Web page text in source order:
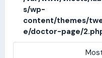
s/wp-
content/themes/
e/doctor-page/